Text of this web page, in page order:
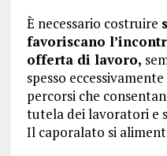
È necessario costruire
favoriscano
offerta di lavoro,
spesso
percorsi che
tutela dei lavoratori e
Il caporalato si